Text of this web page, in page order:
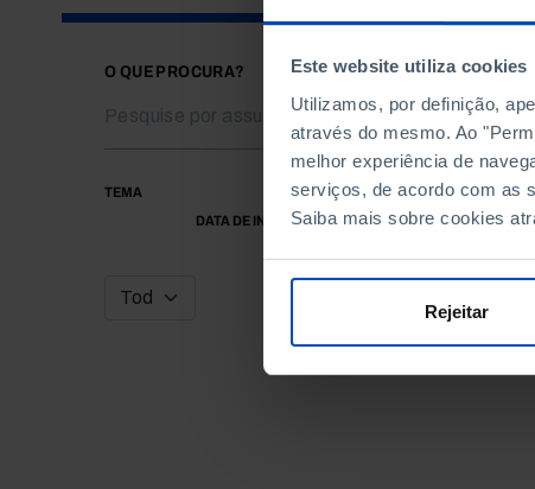
Este website utiliza cookies
Utilizamos, por definição,
através do mesmo. Ao
melhor experiência de
serviços, de acordo com as
Saiba mais sobre cookies
Rejeitar
O QUE PROCURA?
TEMA
DATA DE INÍCIO